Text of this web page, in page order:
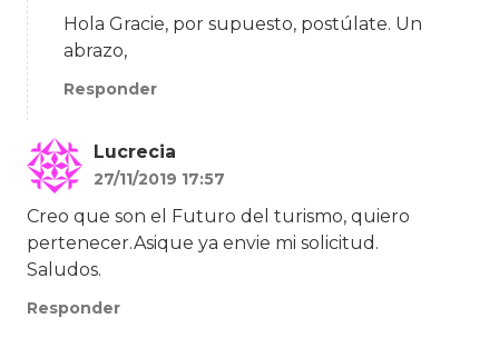
Hola Gracie, por supuesto, postúlate. Un
abrazo,
Responder
Lucrecia
27/11/2019 17:57
Creo que son el Futuro del turismo, quiero
pertenecer.Asique ya envie mi solicitud.
Saludos.
Responder